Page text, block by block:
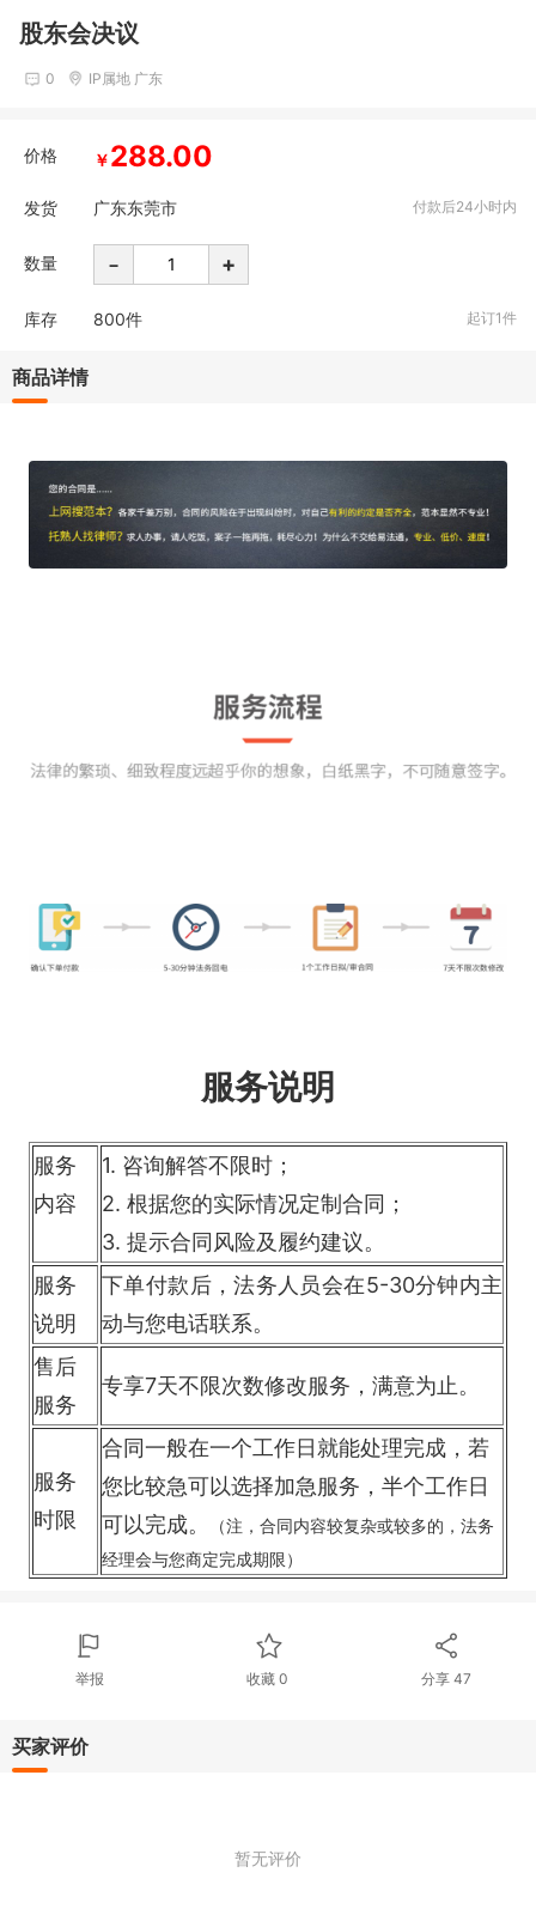
股东会决议
0 IP属地 广东
价格 ￥288.00
发货 广东东莞市 付款后24小时内
数量 - +
库存 800件 起订1件
商品详情
服务说明
服务
内容
1. 咨询解答不限时；
2. 根据您的实际情况定制合同；
3. 提示合同风险及履约建议。
服务
说明
下单付款后，法务人员会在5-30分钟内主
动与您电话联系。
售后
服务
专享7天不限次数修改服务，满意为止。
服务
时限
合同一般在一个工作日就能处理完成，若
您比较急可以选择加急服务，半个工作日
可以完成。
（注，合同内容较复杂或较多的，法务
经理会与您商定完成期限）
举报 收藏0 分享47
买家评价
暂无评价